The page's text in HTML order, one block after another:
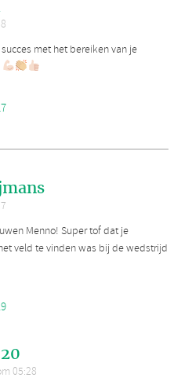
met het bereiken van je
Menno! Super tof dat je
veld te vinden was bij de wedstrijd
05:28